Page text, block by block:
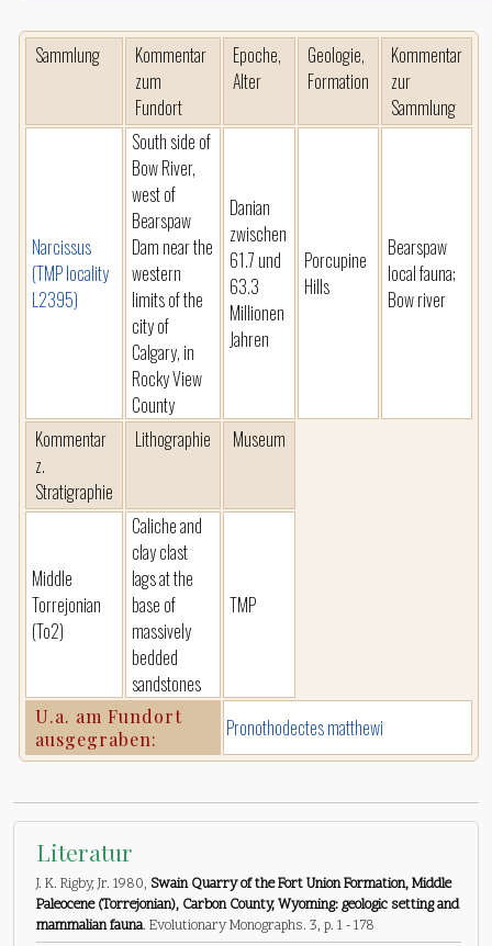
Sammlung
Kommentar
zum
Fundort
Epoche,
Alter
Geologie,
Formation
Kommentar
zur
Sammlung
Narcissus
(TMP locality
L2395)
South side of
Bow River,
west of
Bearspaw
Dam near the
western
limits of the
city of
Calgary, in
Rocky View
County
Danian
zwischen
61.7 und
63.3
Millionen
Jahren
Porcupine
Hills
Bearspaw
local fauna;
Bow river
Kommentar
z.
Stratigraphie
Lithographie Museum
Middle
Torrejonian
(To2)
Caliche and
clay clast
lags at the
base of
massively
bedded
sandstones
TMP
U.a. am Fundort
ausgegraben:
Pronothodectes matthewi
Literatur
J. K. Rigby, Jr. 1980, Swain Quarry of the Fort Union Formation, Middle
Paleocene (Torrejonian), Carbon County, Wyoming: geologic setting and
mammalian fauna. Evolutionary Monographs. 3, p. 1 - 178